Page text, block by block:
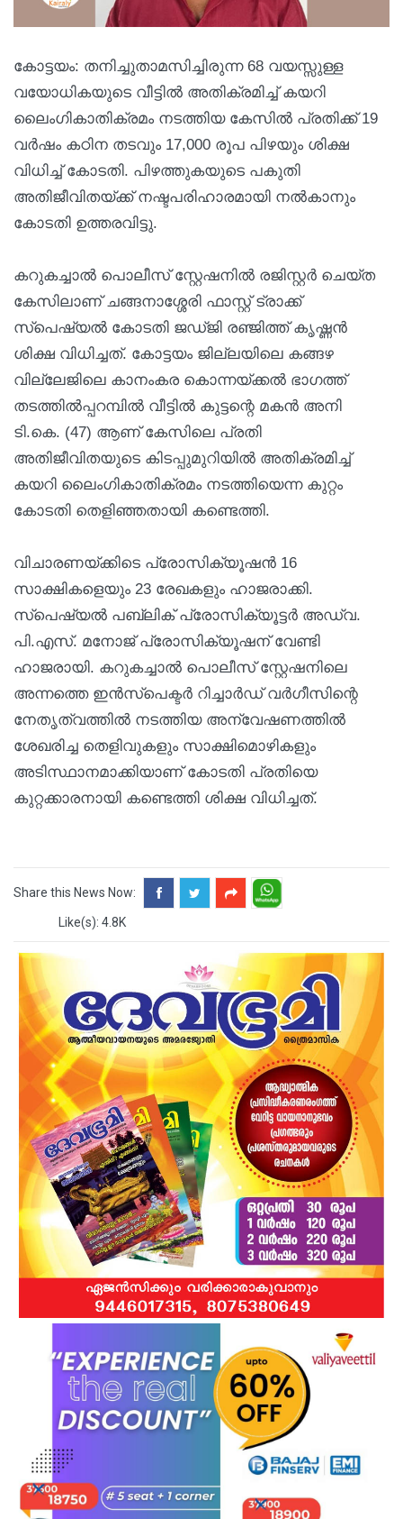
കോട്ടയം: തനിച്ചുതാമസിച്ചിരുന്ന 68 വയസ്സുള്ള
വയോധികയുടെ വീട്ടിൽ അതിക്രമിച്ച് കയറി
ലൈംഗികാതിക്രമം നടത്തിയ കേസിൽ പ്രതിക്ക് 19
വർഷം കഠിന തടവും 17,000 രൂപ പിഴയും ശിക്ഷ
വിധിച്ച് കോടതി. പിഴത്തുകയുടെ പകുതി
അതിജീവിതയ്ക്ക് നഷ്ടപരിഹാരമായി നൽകാനും
കോടതി ഉത്തരവിട്ടു.
കറുകച്ചാൽ പൊലീസ് സ്റ്റേഷനിൽ രജിസ്റ്റർ ചെയ്ത
കേസിലാണ് ചങ്ങനാശ്ശേരി ഫാസ്റ്റ് ട്രാക്ക്
സ്പെഷ്യൽ കോടതി ജഡ്ജി രഞ്ജിത്ത് കൃഷ്ണൻ
ശിക്ഷ വിധിച്ചത്. കോട്ടയം ജില്ലയിലെ കങ്ങഴ
വില്ലേജിലെ കാനംകര കൊന്നയ്ക്കൽ ഭാഗത്ത്
തടത്തിൽപ്പറമ്പിൽ വീട്ടിൽ കുട്ടന്റെ മകൻ അനി
ടി.കെ. (47) ആണ് കേസിലെ പ്രതി
അതിജീവിതയുടെ കിടപ്പുമുറിയിൽ അതിക്രമിച്ച്
കയറി ലൈംഗികാതിക്രമം നടത്തിയെന്ന കുറ്റം
കോടതി തെളിഞ്ഞതായി കണ്ടെത്തി.
വിചാരണയ്ക്കിടെ പ്രോസിക്യൂഷൻ 16
സാക്ഷികളെയും 23 രേഖകളും ഹാജരാക്കി.
സ്പെഷ്യൽ പബ്ലിക് പ്രോസിക്യൂട്ടർ അഡ്വ.
പി.എസ്. മനോജ് പ്രോസിക്യൂഷന് വേണ്ടി
ഹാജരായി. കറുകച്ചാൽ പൊലീസ് സ്റ്റേഷനിലെ
അന്നത്തെ ഇൻസ്പെക്ടർ റിച്ചാർഡ് വർഗീസിന്റെ
നേതൃത്വത്തിൽ നടത്തിയ അന്വേഷണത്തിൽ
ശേഖരിച്ച തെളിവുകളും സാക്ഷിമൊഴികളും
അടിസ്ഥാനമാക്കിയാണ് കോടതി പ്രതിയെ
കുറ്റക്കാരനായി കണ്ടെത്തി ശിക്ഷ വിധിച്ചത്.
Share this News Now:
Like(s): 4.8K